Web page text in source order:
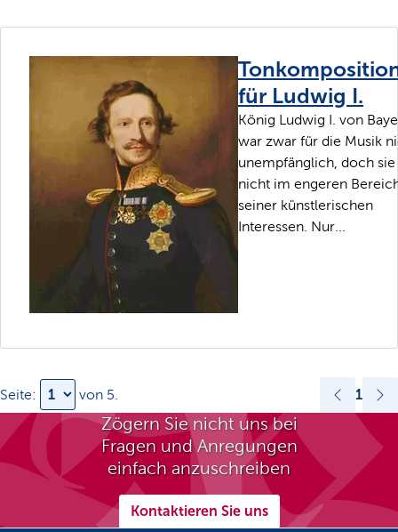
für Ludwig I.
König Ludwig I. von
war zwar für die Musik
unempfänglich, doch sie
nicht im engeren
seiner künstlerischen
Interessen. Nur...
Seite: von 5. 1
Zögern Sie nicht uns bei
Fragen und Anregungen
einfach anzuschreiben
Kontaktieren Sie uns